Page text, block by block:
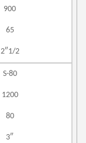
900
65
2″1/2
S-80
1200
80
3″